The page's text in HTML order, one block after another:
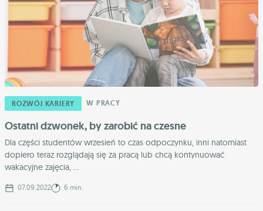
ROZWÓJ KARIERY W PRACY
Ostatni dzwonek, by zarobić na czesne
Dla części studentów wrzesień to czas odpoczynku, inni natomiast
dopiero teraz rozglądają się za pracą lub chcą kontynuować
wakacyjne zajęcia, ...
07.09.2022 6 min.